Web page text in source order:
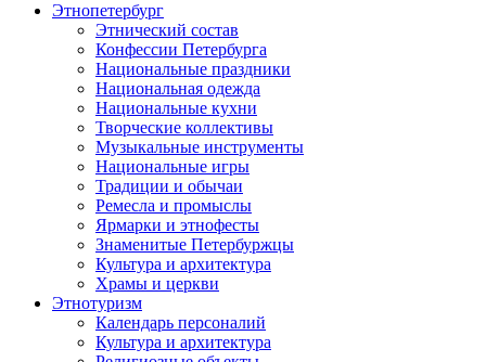
Этнопетербург
Этнический состав
Конфессии Петербурга
Национальные праздники
Национальная одежда
Национальные кухни
Творческие коллективы
Музыкальные инструменты
Национальные игры
Традиции и обычаи
Ремесла и промыслы
Ярмарки и этнофесты
Знаменитые Петербуржцы
Культура и архитектура
Храмы и церкви
Этнотуризм
Календарь персоналий
Культура и архитектура